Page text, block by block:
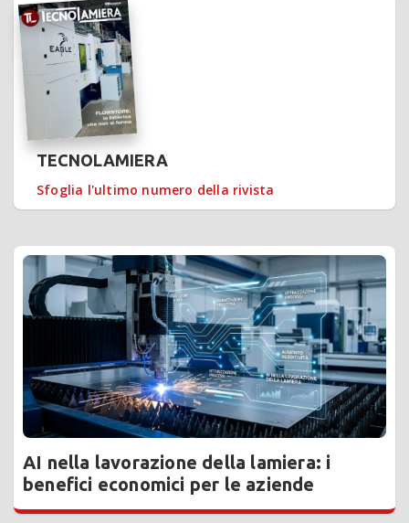
TECNOLAMIERA
Sfoglia l'ultimo numero della rivista
AI nella lavorazione della lamiera: i
benefici economici per le aziende